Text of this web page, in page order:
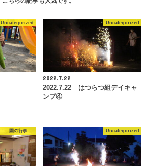
Uncategorized Uncategorized
2022.7.22
2022.7.22 はつらつ組デイキャ
ンプ④
園の行事 Uncategorized